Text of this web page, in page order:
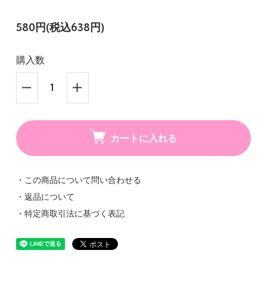
580円(税込638円)
購入数
カートに入れる
・この商品について問い合わせる
・返品について
・特定商取引法に基づく表記